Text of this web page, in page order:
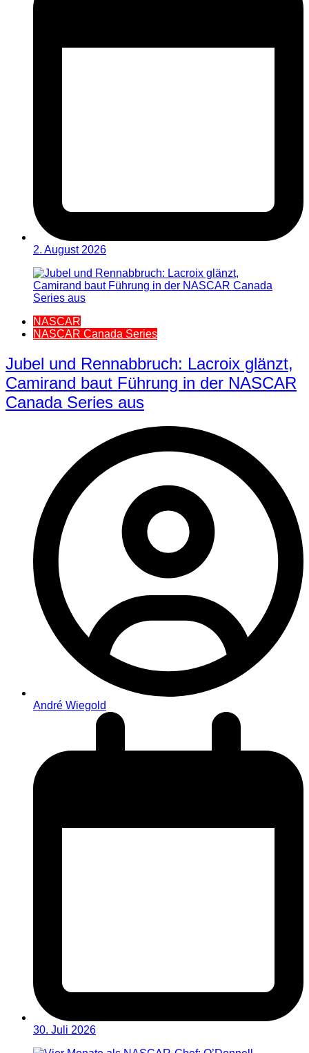
2. August 2026
NASCAR
NASCAR Canada Series
Jubel und Rennabbruch: Lacroix glänzt,
Camirand baut Führung in der NASCAR
Canada Series aus
André Wiegold
30. Juli 2026